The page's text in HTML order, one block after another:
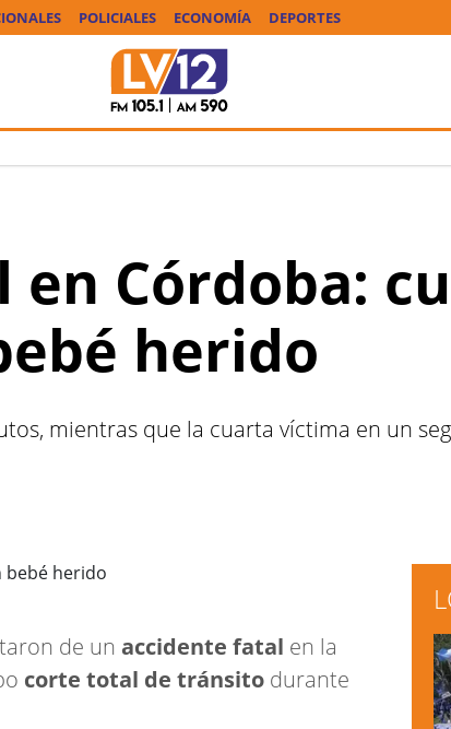
POLICIALES ECONOMÍA DEPORTES
Córdoba:
herido
mientras que la cuarta víctima en un
de un accidente fatal en la
corte total de tránsito durante